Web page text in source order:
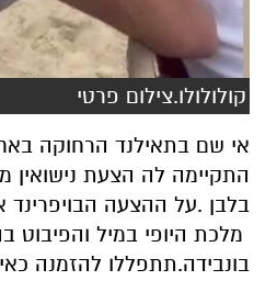
קולולולו.צילום פרטי
אי שם בתאילנד הרחוקה
התקיימה לה הצעת נישואין
בלבן .על ההצעה הבויפרינד
מלכת היופי במיל והפיבוט
בונבידה.תתפללו להזמנה